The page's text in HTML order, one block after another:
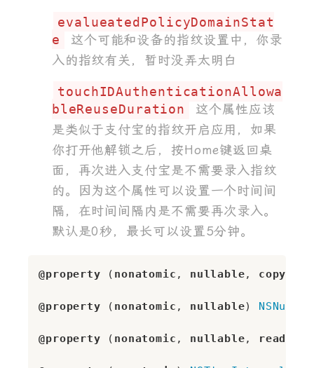
evalueatedPolicyDomainStat
e
这个可能和设备的指纹设置中，你录
入的指纹有关，暂时没弄太明白
touchIDAuthenticationAllowa
bleReuseDuration
这个属性应该
是类似于支付宝的指纹开启应用，如果
你打开他解锁之后，按Home键返回桌
面，再次进入支付宝是不需要录入指纹
的。因为这个属性可以设置一个时间间
隔，在时间间隔内是不需要再次录入。
默认是0秒，最长可以设置5分钟。
@property ( nonatomic , nullable, copy
@property ( nonatomic , nullable) NSNumber
@property ( nonatomic , nullable, readonly